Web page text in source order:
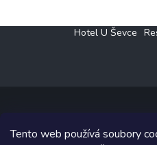
Tento web používá soubory
Hotel U Ševce
Copyright 2026Elektro Klesný